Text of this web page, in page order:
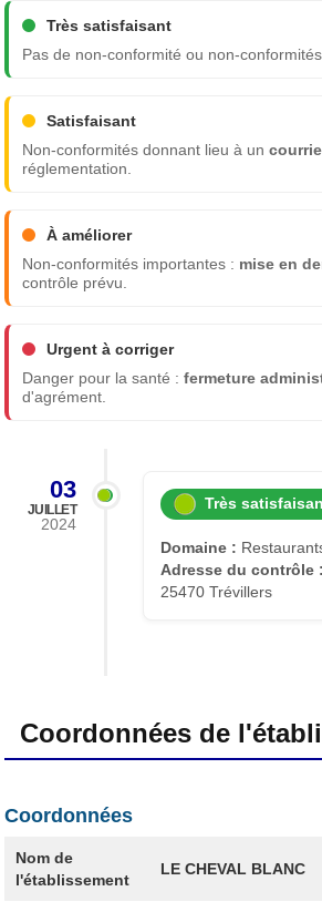
Très satisfaisant
Pas de non-conformité ou non-
Satisfaisant
Non-conformités donnant lieu à un
réglementation.
À améliorer
Non-conformités importantes : mise en
contrôle prévu.
Urgent à corriger
Danger pour la santé :fermeture
d'agrément.
03
JUILLET
2024
Très
Domaine :
Adresse du contrôle :
25470 Trévillers
Coordonnées de
Coordonnées
Nom de
l'établissement
LE CHEVAL BLANC